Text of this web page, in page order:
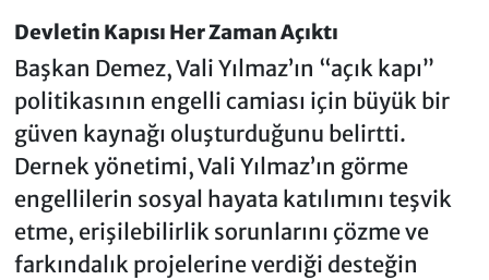
Devletin Kapısı Her Zaman Açıktı
Başkan Demez, Vali Yılmaz’ın “açık kapı”
politikasının engelli camiası için büyük bir
güven kaynağı oluşturduğunu belirtti.
Dernek yönetimi, Vali Yılmaz’ın görme
engellilerin sosyal hayata katılımını teşvik
etme, erişilebilirlik sorunlarını çözme ve
farkındalık projelerine verdiği desteğin